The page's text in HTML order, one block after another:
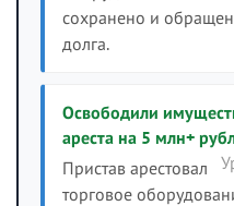
сохранено и
долга.
Освободили
ареста на 5 млн+
Пристав арестовал
торговое